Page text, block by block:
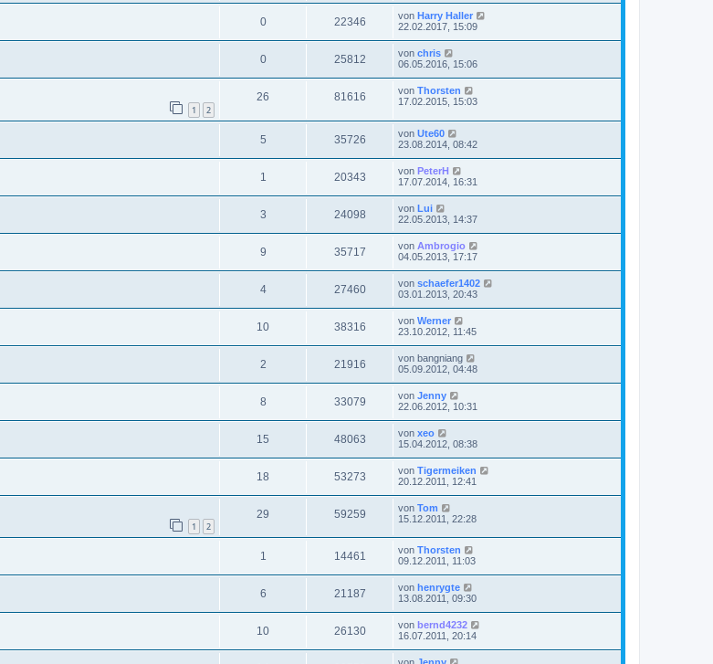
0 22346 von Harry Haller
22.02.2017, 15:09
0 25812 von chris
06.05.2016, 15:06
1 2
26 81616 von Thorsten
17.02.2015, 15:03
5 35726 von Ute60
23.08.2014, 08:42
1 20343 von PeterH
17.07.2014, 16:31
3 24098 von Lui
22.05.2013, 14:37
9 35717 von Ambrogio
04.05.2013, 17:17
4 27460 von schaefer1402
03.01.2013, 20:43
10 38316 von Werner
23.10.2012, 11:45
2 21916 von bangniang
05.09.2012, 04:48
8 33079 von Jenny
22.06.2012, 10:31
15 48063 von xeo
15.04.2012, 08:38
18 53273 von Tigermeiken
20.12.2011, 12:41
1 2
29 59259 von Tom
15.12.2011, 22:28
1 14461 von Thorsten
09.12.2011, 11:03
6 21187 von henrygte
13.08.2011, 09:30
10 26130 von bernd4232
16.07.2011, 20:14